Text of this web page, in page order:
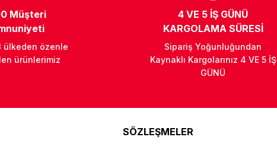
Müşteri
ülkeden özenle
ürünlerimiz
4 VE 5 İŞ GÜNÜ
KARGOLAMA SÜRESİ
Sipariş Yoğunluğundan
Kaynaklı Kargolarınız 4 VE 5 İŞ
GÜNÜ
SÖZLEŞMELER